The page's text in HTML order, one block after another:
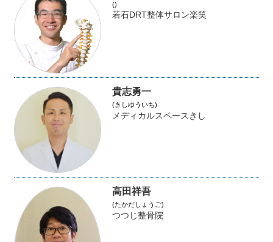
()
若石DRT整体サロン楽笑
貴志勇一
(きしゆういち)
メディカルスペースきし
高田祥吾
(たかだしょうご)
つつじ整骨院